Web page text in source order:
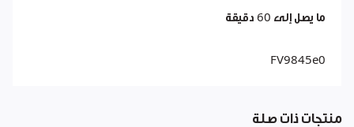
ما يصل إلى 60 دقيقة
FV9845e0
منتجات ذات صلة